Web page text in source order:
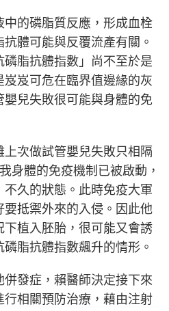
的磷脂質反應，形成血栓
體可能與反覆流產有關。
脂抗體指數」尚不至於是
岌可危在臨界值邊緣的灰
兒失敗很可能與身體的免
次做試管嬰兒失敗只相隔
身體的免疫機制已被啟動，
久的狀態。此時免疫大軍
抵禦外來的入侵。因此他
植入胚胎，很可能又會誘
脂抗體指數飆升的情形。
發症，賴醫師決定接下來
相關預防治療，藉由注射